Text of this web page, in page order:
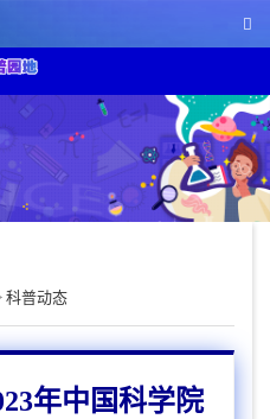
科普动态
年中国科学院